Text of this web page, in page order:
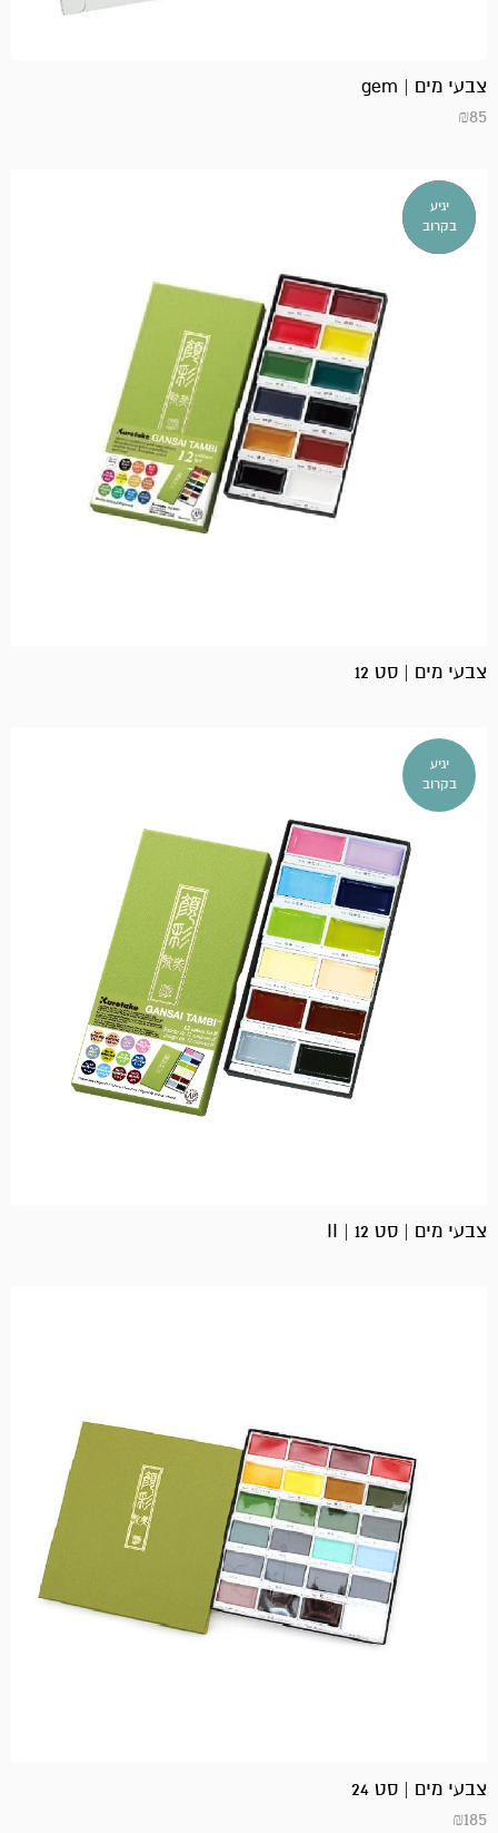
צבעי מים | gem
₪85
יגיע
בקרוב
אזל
במלאי!
צבעי מים | סט 12
יגיע
בקרוב
צבעי מים | סט 12 | II
צבעי מים | סט 24
₪185